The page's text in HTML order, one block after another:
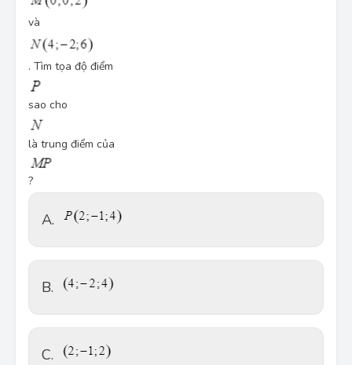
và
. Tìm tọa độ điểm
sao cho
là trung điểm của
?
A.
B.
C.